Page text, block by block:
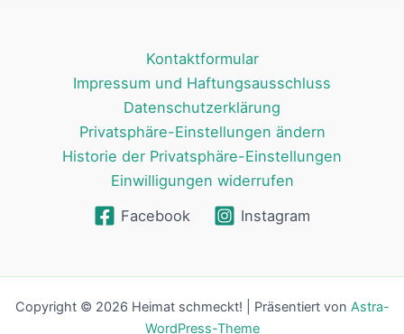
Kontaktformular
Impressum und Haftungsausschluss
Datenschutzerklärung
Privatsphäre-Einstellungen ändern
Historie der Privatsphäre-Einstellungen
Einwilligungen widerrufen
Facebook
Instagram
Copyright © 2026 Heimat schmeckt! | Präsentiert von Astra-
WordPress-Theme